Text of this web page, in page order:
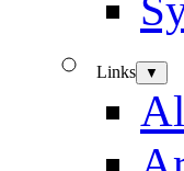
Links ▼